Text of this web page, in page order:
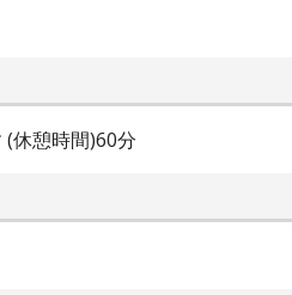
休憩時間)60分